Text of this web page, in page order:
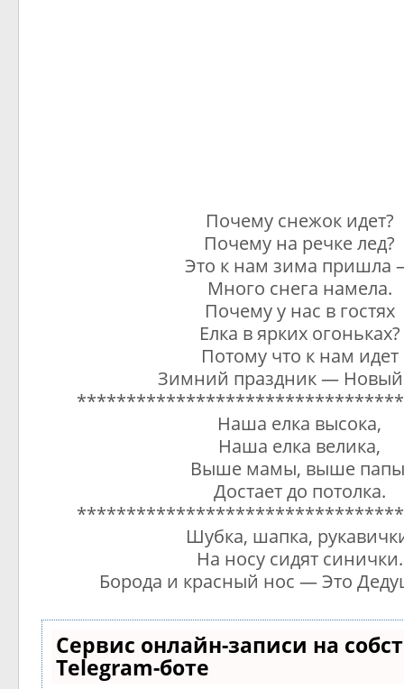
Почему снежок идет?
Почему на речке лед?
Это к нам зима пришла
Много снега намела.
Почему у нас в гостях
Елка в ярких огоньках?
Потому что к нам идет
Зимний праздник — Новый
Наша елка высока,
Наша елка велика,
Выше мамы, выше
Достает до потолка.
Шубка, шапка,
На носу сидят синички.
Борода и красный нос — Это
Сервис онлайн-записи на
Telegram-боте